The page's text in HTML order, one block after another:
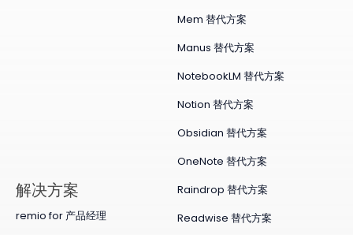
Mem 替代方案
Manus 替代方案
NotebookLM 替代方案
Notion 替代方案
Obsidian 替代方案
OneNote 替代方案
Raindrop 替代方案
Readwise 替代方案
​解决方案
remio for 产品经理